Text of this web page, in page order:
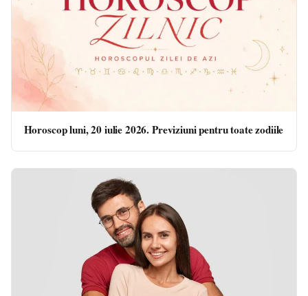
Horoscop luni, 20 iulie 2026. Previziuni pentru toate zodiile